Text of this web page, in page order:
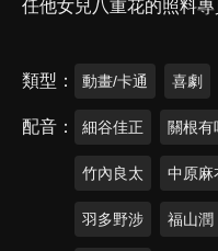
任他女兒八重花的照料專
類型 動畫/卡通 喜劇
配音 細谷佳正 關根有
竹內良太 中原麻
羽多野涉 福山潤